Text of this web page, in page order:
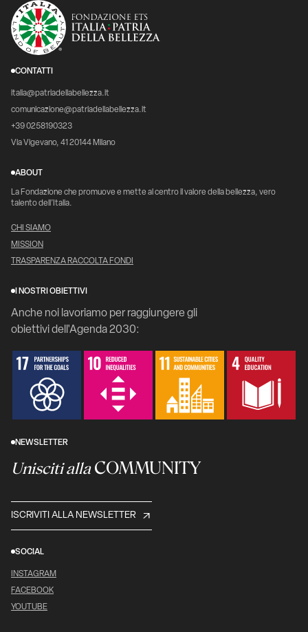
CONTATTI
italia@patriadellabellezza.it
comunicazione@patriadellabellezza.it
+39 0258190323
Via Vigevano, 41 20144 Milano
ABOUT
La Fondazione che promuove e mette al centro il valore della bellezza, vero
talento dell’Italia.
CHI SIAMO
MISSION
TRASPARENZA RACCOLTA FONDI
I NOSTRI OBIETTIVI
Anche noi lavoriamo per raggiungere gli
obiettivi dell'Agenda 2030:
NEWSLETTER
Unisciti allaCOMMUNITY
ISCRIVITI ALLA NEWSLETTER
SOCIAL
INSTAGRAM
FACEBOOK
YOUTUBE